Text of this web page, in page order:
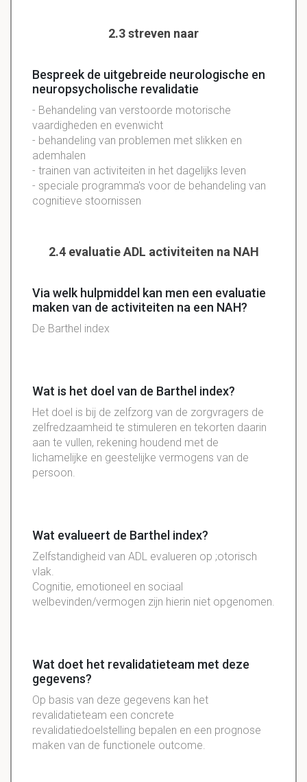
2.3 streven naar
Bespreek de uitgebreide neurologische en
neuropsycholische revalidatie
- Behandeling van verstoorde motorische
vaardigheden en evenwicht
- behandeling van problemen met slikken en
ademhalen
- trainen van activiteiten in het dagelijks leven
- speciale programma's voor de behandeling van
cognitieve stoornissen
2.4 evaluatie ADL activiteiten na NAH
Via welk hulpmiddel kan men een evaluatie
maken van de activiteiten na een NAH?
De Barthel index
Wat is het doel van de Barthel index?
Het doel is bij de zelfzorg van de zorgvragers de
zelfredzaamheid te stimuleren en tekorten daarin
aan te vullen, rekening houdend met de
lichamelijke en geestelijke vermogens van de
persoon.
Wat evalueert de Barthel index?
Zelfstandigheid van ADL evalueren op ;otorisch
vlak.
Cognitie, emotioneel en sociaal
welbevinden/vermogen zijn hierin niet opgenomen.
Wat doet het revalidatieteam met deze
gegevens?
Op basis van deze gegevens kan het
revalidatieteam een concrete
revalidatiedoelstelling bepalen en een prognose
maken van de functionele outcome.